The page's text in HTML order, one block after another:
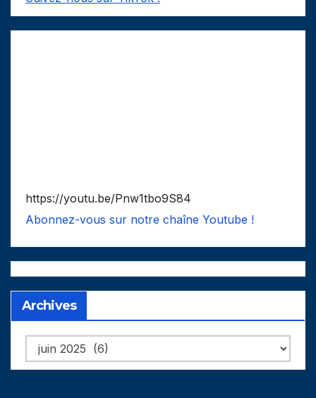
https://youtu.be/Pnw1tbo9S84
Abonnez-vous sur notre chaîne Youtube !
Archives
Archives